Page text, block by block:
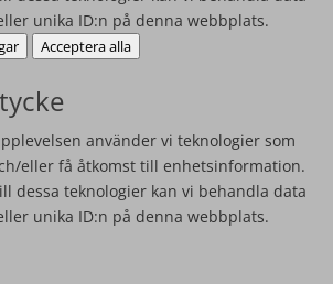
unika ID:n på denna webbplats.
Acceptera alla
använder vi teknologier som
eller få åtkomst till enhetsinformation.
dessa teknologier kan vi behandla data
unika ID:n på denna webbplats.